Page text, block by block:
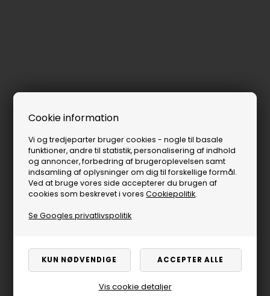
Cookie information
Vi og tredjeparter bruger cookies - nogle til basale
funktioner, andre til statistik, personalisering af indhold
og annoncer, forbedring af brugeroplevelsen samt
indsamling af oplysninger om dig til forskellige formål.
Ved at bruge vores side accepterer du brugen af
cookies som beskrevet i voresCookiepolitik.
Se Googles privatlivspolitik
Vis cookie detaljer